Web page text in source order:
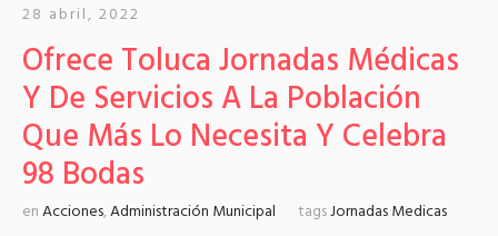
28 abril, 2022
Ofrece Toluca Jornadas Médicas
Y De Servicios A La Población
Que Más Lo Necesita Y Celebra
98 Bodas
enAcciones,Administración Municipal tagsJornadas Medicas